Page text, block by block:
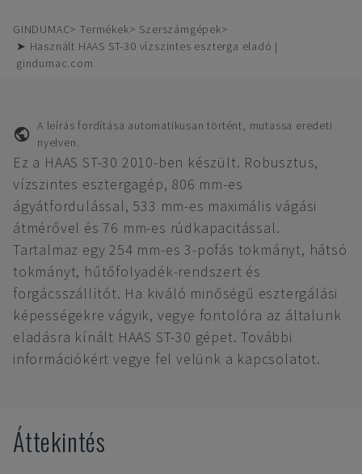
GINDUMAC Termékek
Szerszámgépek
➤ Használt HAAS ST-30 vízszintes eszterga eladó |
gindumac.com
A leírás fordítása automatikusan történt, mutassa eredeti
nyelven.
Ez a HAAS ST-30 2010-ben készült. Robusztus,
vízszintes esztergagép, 806 mm-es
ágyátfordulással, 533 mm-es maximális vágási
átmérővel és 76 mm-es rúdkapacitással.
Tartalmaz egy 254 mm-es 3-pofás tokmányt, hátsó
tokmányt, hűtőfolyadék-rendszert és
forgácsszállítót. Ha kiváló minőségű esztergálási
képességekre vágyik, vegye fontolóra az általunk
eladásra kínált HAAS ST-30 gépet. További
információkért vegye fel velünk a kapcsolatot.
Áttekintés